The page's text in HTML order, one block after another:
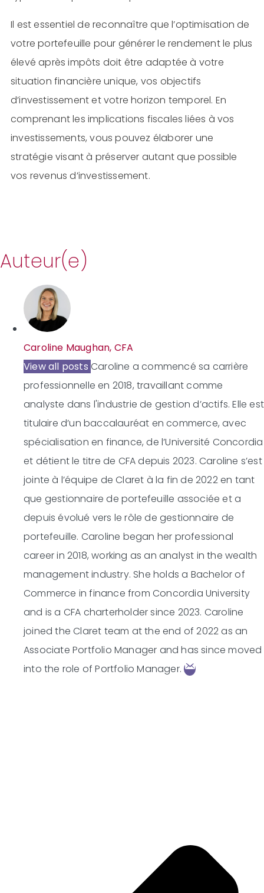
Il est essentiel de reconnaître que l’optimisation de
votre portefeuille pour générer le rendement le plus
élevé après impôts doit être adaptée à votre
situation financière unique, vos objectifs
d’investissement et votre horizon temporel. En
comprenant les implications fiscales liées à vos
investissements, vous pouvez élaborer une
stratégie visant à préserver autant que possible
vos revenus d’investissement.
Auteur(e)
Caroline Maughan, CFA
View all posts Caroline a commencé sa carrière
professionnelle en 2018, travaillant comme
analyste dans l'industrie de gestion d’actifs. Elle est
titulaire d’un baccalauréat en commerce, avec
spécialisation en finance, de l’Université Concordia
et détient le titre de CFA depuis 2023. Caroline s’est
jointe à l’équipe de Claret à la fin de 2022 en tant
que gestionnaire de portefeuille associée et a
depuis évolué vers le rôle de gestionnaire de
portefeuille. Caroline began her professional
career in 2018, working as an analyst in the wealth
management industry. She holds a Bachelor of
Commerce in finance from Concordia University
and is a CFA charterholder since 2023. Caroline
joined the Claret team at the end of 2022 as an
Associate Portfolio Manager and has since moved
into the role of Portfolio Manager.